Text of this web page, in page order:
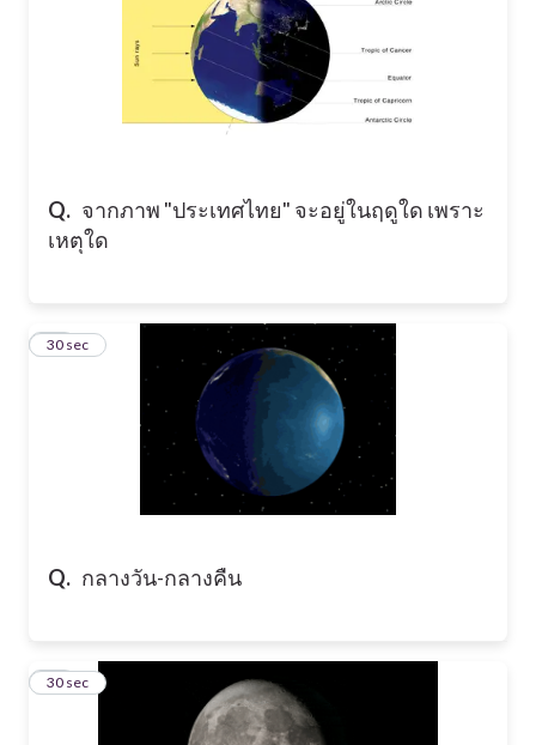
Q. จากภาพ "ประเทศไทย" จะอยู่ในฤดูใด เพราะ
เหตุใด
Q. กลางวัน-กลางคืน
31
30 sec
32
30 sec